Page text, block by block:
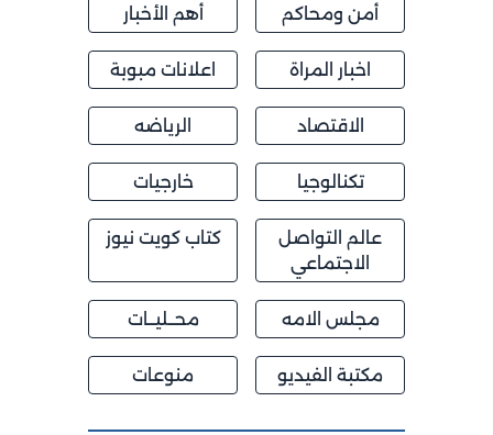
أمن ومحاكم أهم الأخبار
اخبار المراة اعلانات مبوبة
الاقتصاد الرياضه
تكنالوجيا خارجيات
عالم التواصل
الاجتماعي
كتاب كويت نيوز
مجلس الامه محــليــات
مكتبة الفيديو منوعات